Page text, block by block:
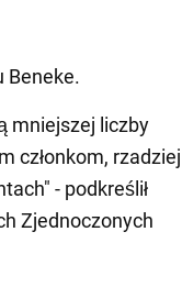
Beneke.
mniejszej liczby
członkom, rzadziej
- podkreślił
Zjednoczonych